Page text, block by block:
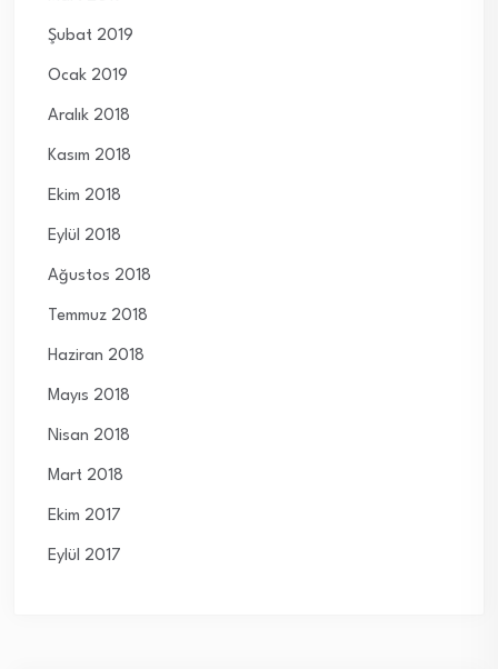
Şubat 2019
Ocak 2019
Aralık 2018
Kasım 2018
Ekim 2018
Eylül 2018
Ağustos 2018
Temmuz 2018
Haziran 2018
Mayıs 2018
Nisan 2018
Mart 2018
Ekim 2017
Eylül 2017